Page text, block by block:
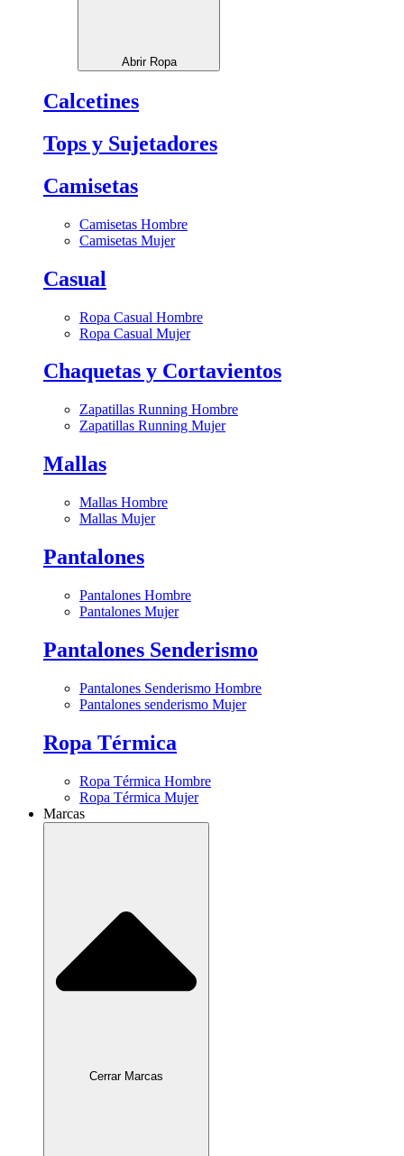
Abrir Ropa
Calcetines
Tops y Sujetadores
Camisetas
Camisetas Hombre
Camisetas Mujer
Casual
Ropa Casual Hombre
Ropa Casual Mujer
Chaquetas y Cortavientos
Zapatillas Running Hombre
Zapatillas Running Mujer
Mallas
Mallas Hombre
Mallas Mujer
Pantalones
Pantalones Hombre
Pantalones Mujer
Pantalones Senderismo
Pantalones Senderismo Hombre
Pantalones senderismo Mujer
Ropa Térmica
Ropa Térmica Hombre
Ropa Térmica Mujer
Marcas
Cerrar Marcas